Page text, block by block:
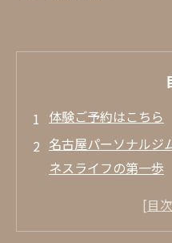
体験ご予約はこちら
名古屋パーソナルジ
ネスライフの第一歩
矢場町で見つけ